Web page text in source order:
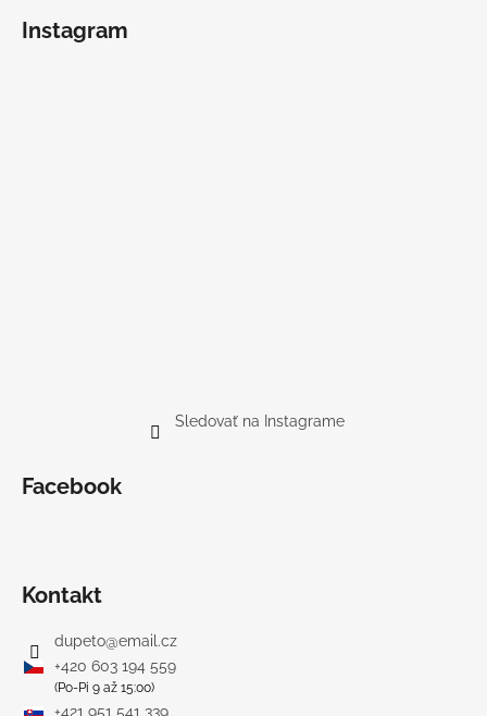
Instagram
Sledovať na Instagrame
Facebook
Kontakt
dupeto@email.cz
+420 603 194 559
(Po-Pi 9 až 15:00)
+421 951 541 339